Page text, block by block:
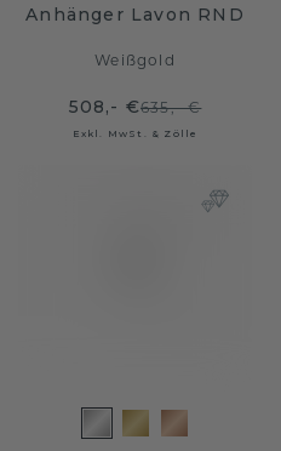
Anhänger Lavon RND
Weißgold
508,- €635,- €
Exkl. MwSt. & Zölle